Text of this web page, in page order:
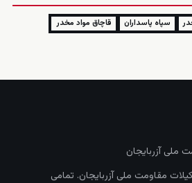
سپاه پاسداران
قاچاق مواد مخدر
ملی آزربایجان
مقاومت ملی آزربایجان. تمامی